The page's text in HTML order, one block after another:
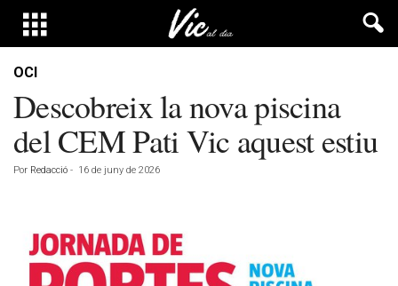
OCI
Descobreix la nova piscina
del CEM Pati Vic aquest estiu
Por Redacció - 16 de juny de 2026